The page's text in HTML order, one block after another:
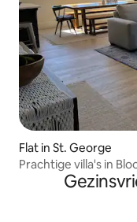
Flat in St. George
Prachtige villa's in